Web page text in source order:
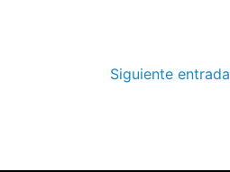
Siguiente entrada